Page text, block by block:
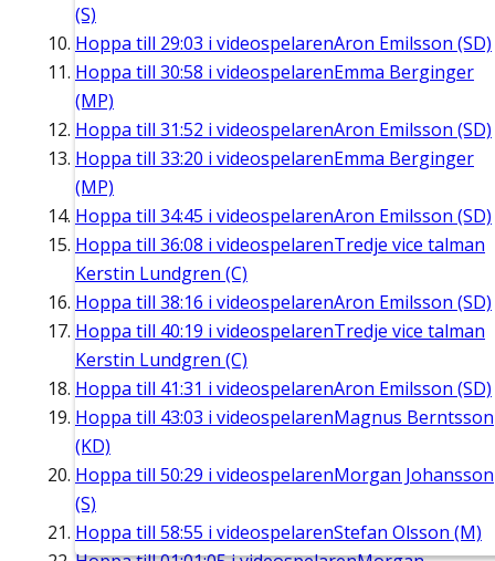
(S)
Hoppa till 29:03 i videospelarenAron Emilsson (SD)
Hoppa till 30:58 i videospelarenEmma Berginger
(MP)
Hoppa till 31:52 i videospelarenAron Emilsson (SD)
Hoppa till 33:20 i videospelarenEmma Berginger
(MP)
Hoppa till 34:45 i videospelarenAron Emilsson (SD)
Hoppa till 36:08 i videospelarenTredje vice talman
Kerstin Lundgren (C)
Hoppa till 38:16 i videospelarenAron Emilsson (SD)
Hoppa till 40:19 i videospelarenTredje vice talman
Kerstin Lundgren (C)
Hoppa till 41:31 i videospelarenAron Emilsson (SD)
Hoppa till 43:03 i videospelarenMagnus Berntsson
(KD)
Hoppa till 50:29 i videospelarenMorgan Johansson
(S)
Hoppa till 58:55 i videospelarenStefan Olsson (M)